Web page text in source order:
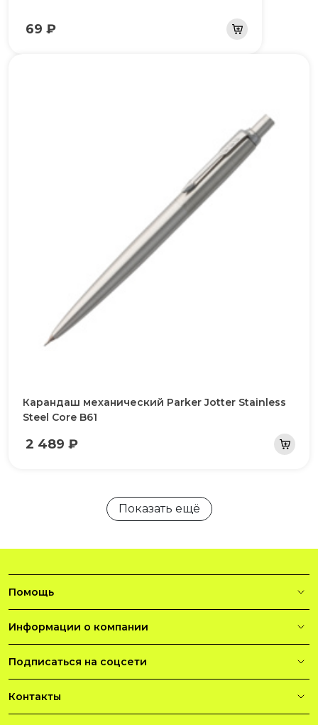
69 ₽
Карандаш механический Parker Jotter Stainless
Steel Core B61
2 489 ₽
Показать ещё
Помощь
Информации о компании
Подписаться на соцсети
Контакты